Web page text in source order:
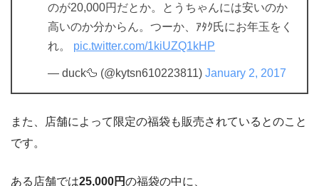
のが20,000円だとか。とうちゃんには安いのか
高いのか分からん。つーか、ｱﾀｸ氏にお年玉をく
れ。 pic.twitter.com/1kiUZQ1kHP
— duck🦆 (@kytsn610223811) January 2, 2017
また、店舗によって限定の福袋も販売されているとのこと
です。
ある店舗では25,000円の福袋の中に、